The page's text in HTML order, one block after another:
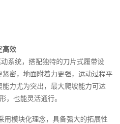
高效
系统，搭配独特的刀片式履带设
密，地面附着力更强，运动过程平
力尤为突出，最大爬坡能力可达
，也能灵活通行。
用模块化理念，具备强大的拓展性